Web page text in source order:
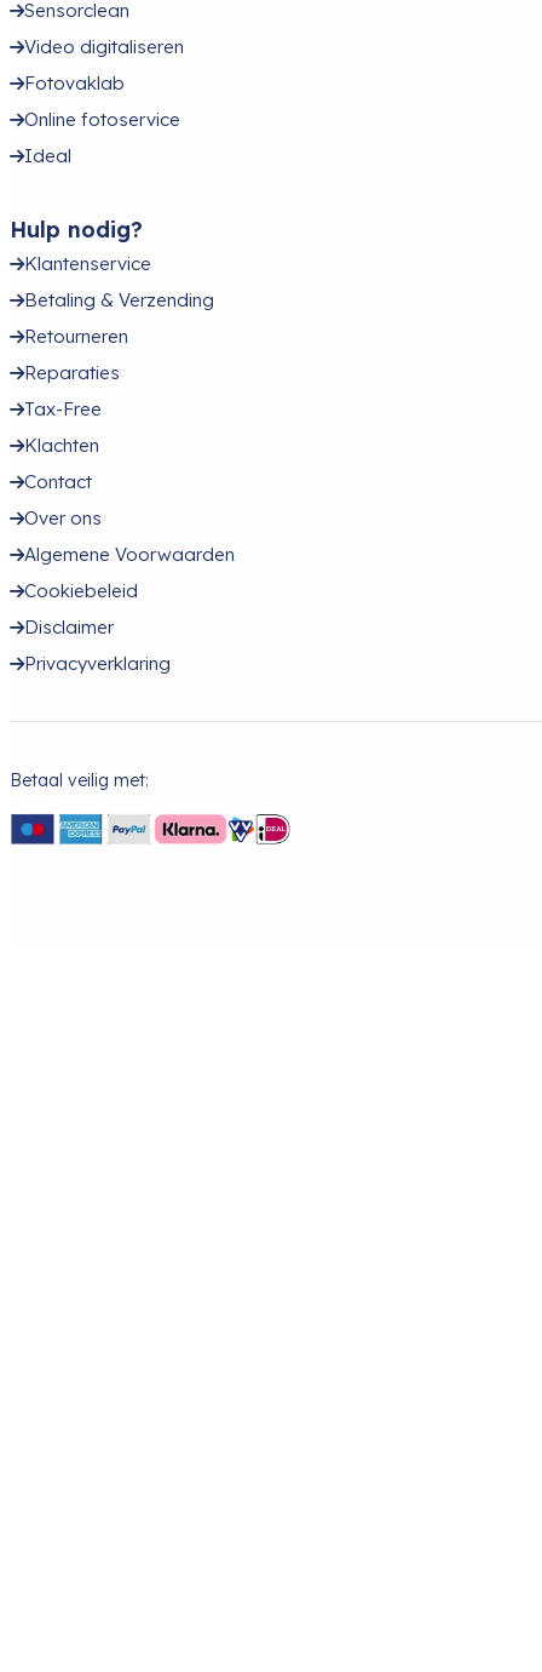
Sensorclean
Video digitaliseren
Fotovaklab
Online fotoservice
Ideal
Hulp nodig?
Klantenservice
Betaling & Verzending
Retourneren
Reparaties
Tax-Free
Klachten
Contact
Over ons
Algemene Voorwaarden
Cookiebeleid
Disclaimer
Privacyverklaring
Betaal veilig met: